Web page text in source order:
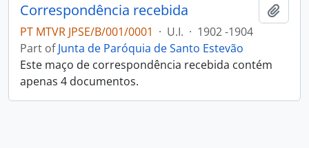
Correspondência recebida
PT MTVR JPSE/B/001/0001 · U.I. · 1902 -1904
Part ofJunta de Paróquia de Santo Estevão
Este maço de correspondência recebida contém
apenas 4 documentos.